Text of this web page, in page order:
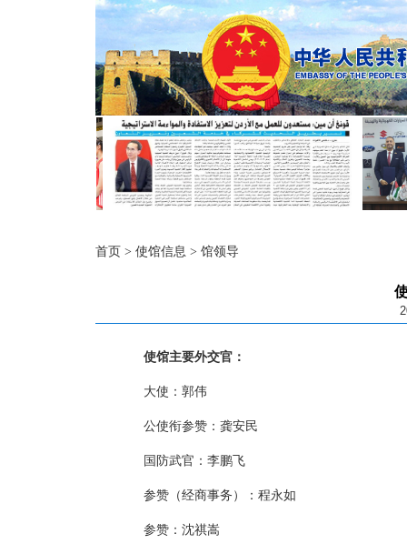
首页 > 使馆信息 > 馆领导
使馆主要外交官：
大使：郭伟
公使衔参赞：龚安民
国防武官：李鹏飞
参赞（经商事务）：程永如
参赞：沈祺嵩